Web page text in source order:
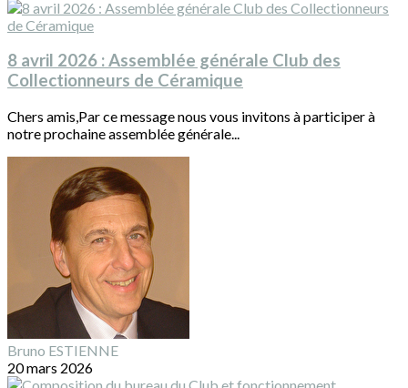
8 avril 2026 : Assemblée générale Club des
Collectionneurs de Céramique
Chers amis,Par ce message nous vous invitons à participer à
notre prochaine assemblée générale...
Bruno ESTIENNE
20 mars 2026